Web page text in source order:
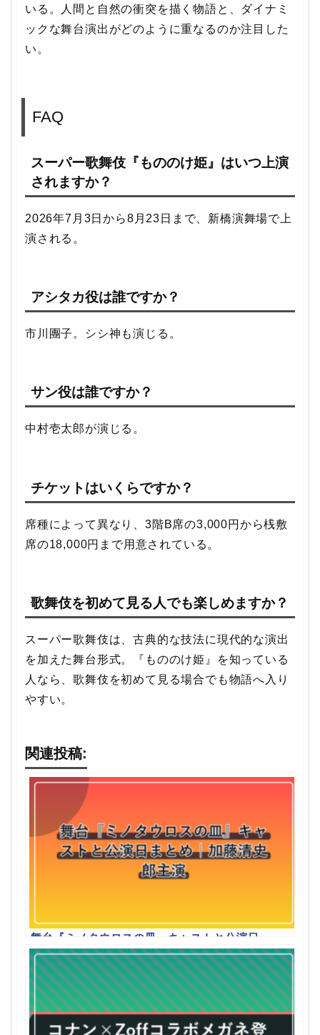
いる。人間と自然の衝突を描く物語と、ダイナミ
ックな舞台演出がどのように重なるのか注目した
い。
FAQ
スーパー歌舞伎『もののけ姫』はいつ上演
されますか？
2026年7月3日から8月23日まで、新橋演舞場で上
演される。
アシタカ役は誰ですか？
市川團子。シシ神も演じる。
サン役は誰ですか？
中村壱太郎が演じる。
チケットはいくらですか？
席種によって異なり、3階B席の3,000円から桟敷
席の18,000円まで用意されている。
歌舞伎を初めて見る人でも楽しめますか？
スーパー歌舞伎は、古典的な技法に現代的な演出
を加えた舞台形式。『もののけ姫』を知っている
人なら、歌舞伎を初めて見る場合でも物語へ入り
やすい。
関連投稿:
舞台『ミノタウロスの皿』キャストと公演日
まとめ｜加藤清史郎主演